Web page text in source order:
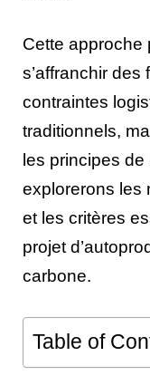
Cette approche
s’affranchir
contraintes
traditionnels,
les principes de
explorerons les
et les critères
projet
carbone.
Table of